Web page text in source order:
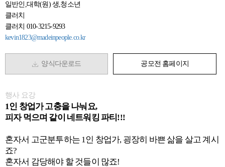
일반인,대학(원) 생,청소년
클러치
클러치 010-3215-9293
kevin1823@madeinpeople.co.kr
양식다운로드 공모전 홈페이지
행사 요강
1인 창업가 고충을 나눠요,
피자 먹으며 같이 네트워킹 파티!!!
혼자서 고군분투하는 1인 창업가, 굉장히 바쁜 삶을 살고 계시
죠?
혼자서 감당해야 할 것들이 많죠!